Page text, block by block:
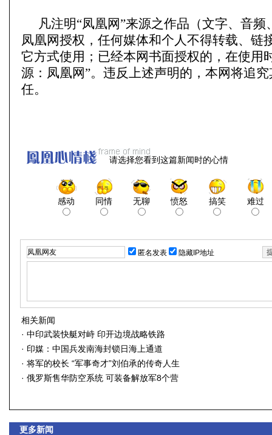
凡注明“凤凰网”来源之作品（文字、音频
凤凰网授权，任何媒体和个人不得转载、链
它方式使用；已经本网书面授权的，在使用
源：凤凰网”。违反上述声明的，本网将追
任。
请选择您看到这篇新闻时的心情
感动 同情 无聊 愤怒 搞笑 难过
匿名发表 隐藏IP地址
相关新闻
· 中印武装快艇对峙 印开边境战略铁路
· 印媒：中国兵发南海封锁日海上通道
· 将军的校长 “军事奇才”刘伯承的传奇人生
· 俄罗斯售华防空系统 可装备解放军8个营
更多新闻